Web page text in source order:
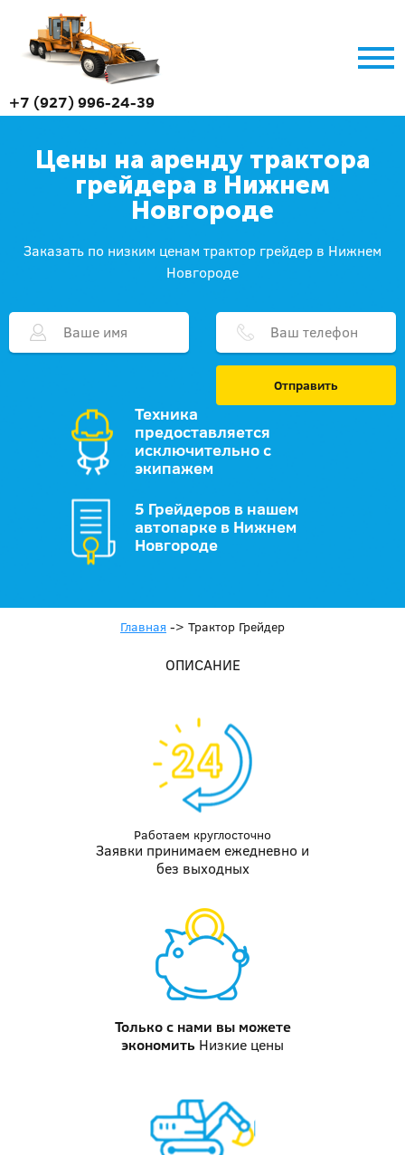
+7 (927) 996-24-39
Цены на аренду трактора
грейдера в Нижнем
Новгороде
Заказать по низким ценам трактор грейдер в Нижнем
Новгороде
Отправить
Техника
предоставляется
исключительно с
экипажем
5 Грейдеров в нашем
автопарке в Нижнем
Новгороде
Главная -> Трактор Грейдер
ОПИСАНИЕ
Работаем круглосточно
Заявки принимаем ежедневно и
без выходных
Только с нами вы можете
экономить Низкие цены